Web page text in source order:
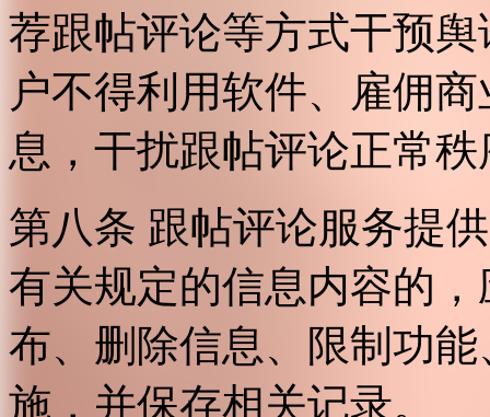
荐跟帖评论等方式干预
户不得利用软件、雇佣
息，干扰跟帖评论正常
第八条 跟帖评论服务提
有关规定的信息内容的
布、删除信息、限制功
施，并保存相关记录。